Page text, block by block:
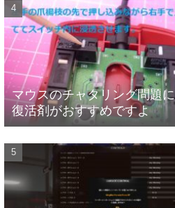
マウスのチャタリング問題
復活剤がおすすめですよ